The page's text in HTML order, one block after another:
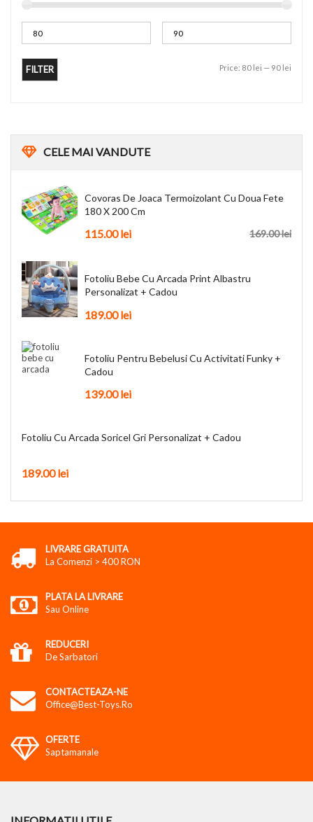
FILTER Price: 80 lei — 90 lei
CELEMAI VANDUTE
Covoras De Joaca Termoizolant Cu Doua Fete
180 X 200 Cm
169.00lei
115.00lei
Fotoliu Bebe Cu Arcada Print Albastru
Personalizat + Cadou
189.00lei
Fotoliu Pentru Bebelusi Cu Activitati Funky +
Cadou
139.00lei
Fotoliu Cu Arcada Soricel Gri Personalizat + Cadou
189.00lei
LIVRARE GRATUITA
La Comenzi > 400 RON
PLATA LA LIVRARE
Sau Online
REDUCERI
De Sarbatori
CONTACTEAZA-NE
Office@best-Toys.ro
OFERTE
Saptamanale